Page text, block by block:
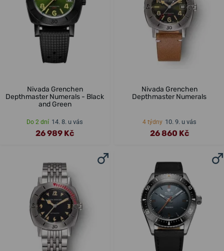
Nivada Grenchen
Depthmaster Numerals - Black
and Green
Do 2 dní 14. 8. u vás
26 989 Kč
Nivada Grenchen
Depthmaster Numerals
4 týdny 10. 9. u vás
26 860 Kč